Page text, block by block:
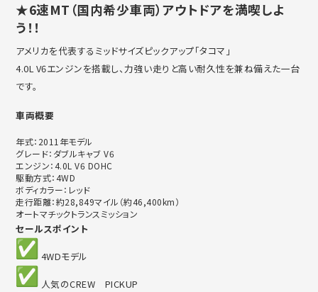
★6速MT（国内希少車両）アウトドアを満喫しよ
う！！
アメリカを代表するミッドサイズピックアップ「タコマ」
4.0L V6エンジンを搭載し、力強い走りと高い耐久性を兼ね備えた一台
です。
車両概要
年式：2011年モデル
グレード：ダブルキャブ V6
エンジン：4.0L V6 DOHC
駆動方式：4WD
ボディカラー：レッド
走行距離：約28,849マイル（約46,400km）
オートマチックトランスミッション
セールスポイント
4WDモデル
人気のCREW PICKUP